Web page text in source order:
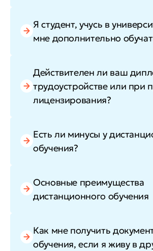
Я студент, учусь в
мне дополнительно
Действителен ли ваш
трудоустройстве или при
лицензирования?
Есть ли минусы у
обучения?
Основные преимущества
дистанционного обучения
Как мне получить
обучения, если я живу в